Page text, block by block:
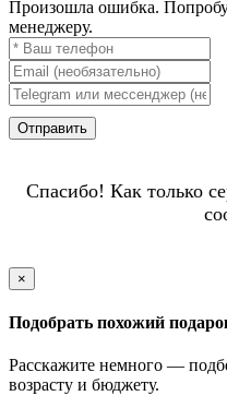
Произошла ошибка.
менеджеру.
Отправить
Спасибо! Как только
×
Подобрать похожий
Расскажите немного —
возрасту и бюджету.